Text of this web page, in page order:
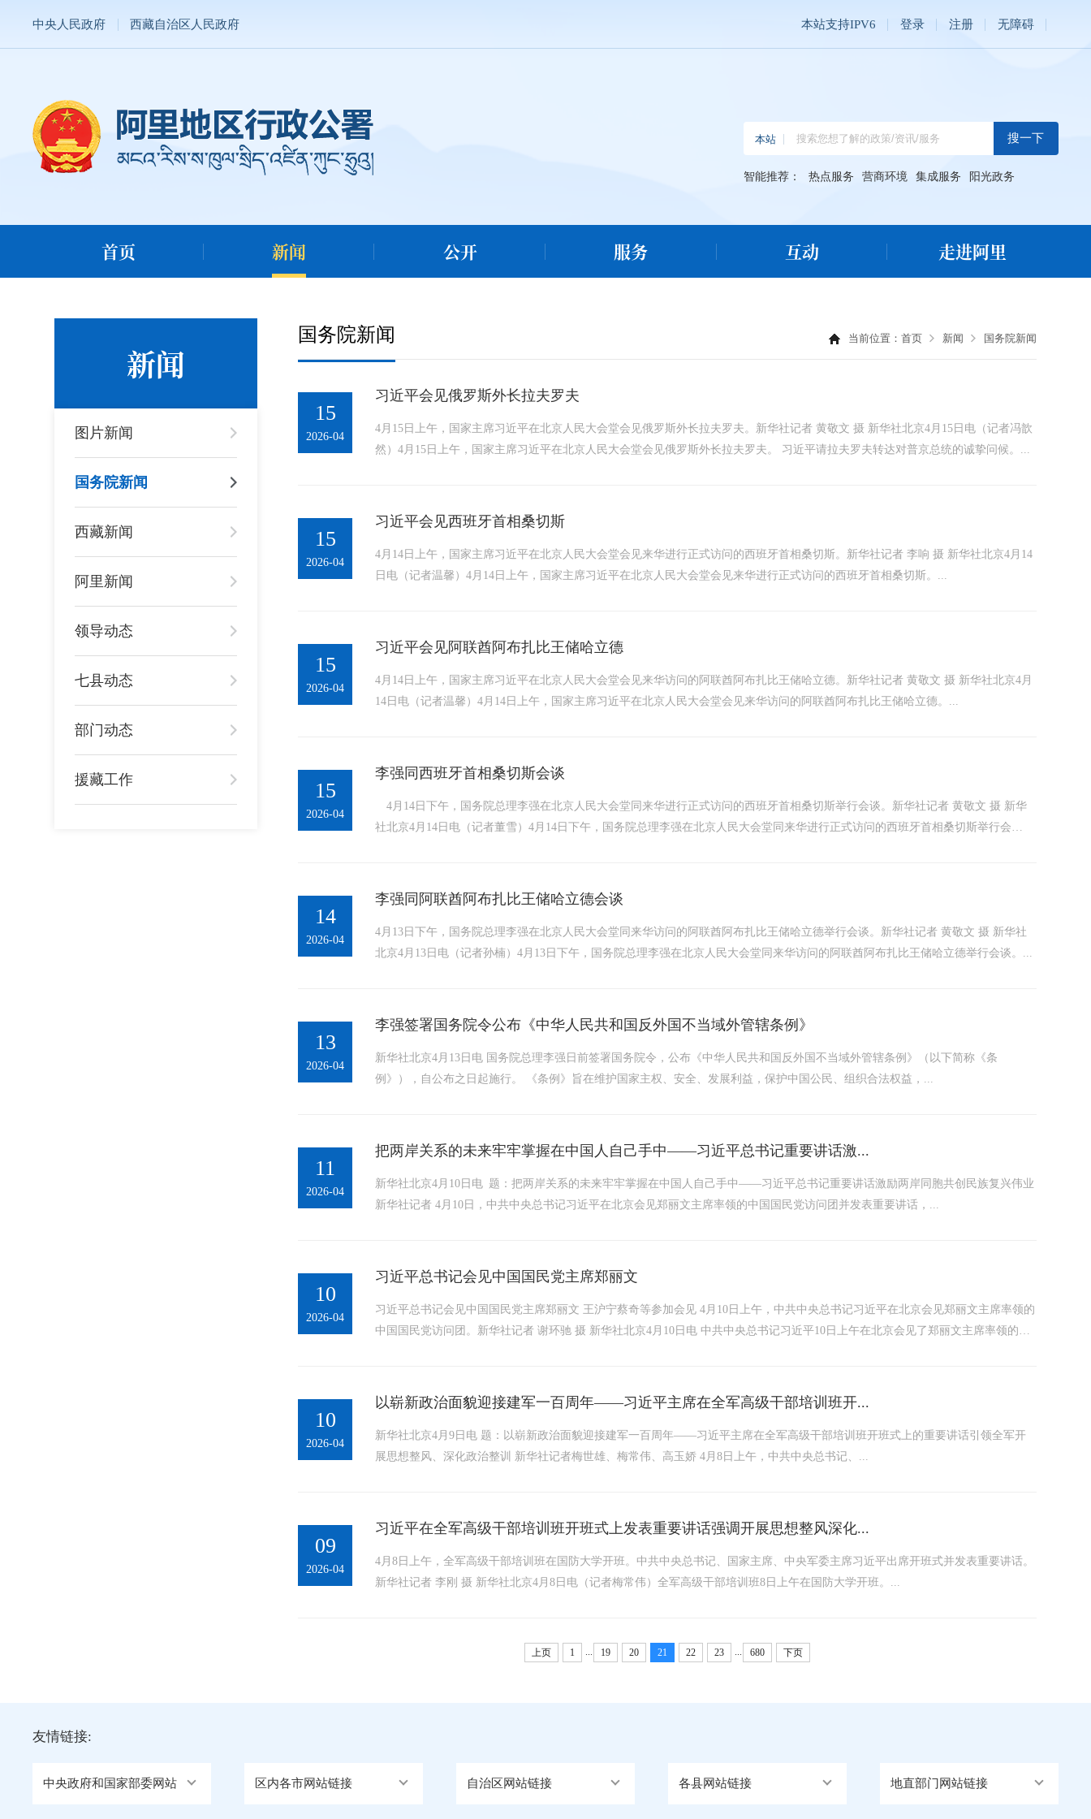
中央人民政府 西藏自治区人民政府 本站支持IPV6 登录 注册 无障碍
智能推荐： 热点服务 营商环境 集成服务 阳光政务
首页 新闻 公开 服务 互动 走进阿里
新闻
图片新闻
国务院新闻
西藏新闻
阿里新闻
领导动态
七县动态
部门动态
援藏工作
国务院新闻 当前位置： 首页 新闻 国务院新闻
15
2026-04
习近平会见俄罗斯外长拉夫罗夫
4月15日上午，国家主席习近平在北京人民大会堂会见俄罗斯外长拉夫罗夫。新华社记者 黄敬文 摄 新华社北京4月15日电（记者冯歆
然）4月15日上午，国家主席习近平在北京人民大会堂会见俄罗斯外长拉夫罗夫。 习近平请拉夫罗夫转达对普京总统的诚挚问候。...
15
2026-04
习近平会见西班牙首相桑切斯
4月14日上午，国家主席习近平在北京人民大会堂会见来华进行正式访问的西班牙首相桑切斯。新华社记者 李响 摄 新华社北京4月14
日电（记者温馨）4月14日上午，国家主席习近平在北京人民大会堂会见来华进行正式访问的西班牙首相桑切斯。...
15
2026-04
习近平会见阿联酋阿布扎比王储哈立德
4月14日上午，国家主席习近平在北京人民大会堂会见来华访问的阿联酋阿布扎比王储哈立德。新华社记者 黄敬文 摄 新华社北京4月
14日电（记者温馨）4月14日上午，国家主席习近平在北京人民大会堂会见来华访问的阿联酋阿布扎比王储哈立德。...
15
2026-04
李强同西班牙首相桑切斯会谈
4月14日下午，国务院总理李强在北京人民大会堂同来华进行正式访问的西班牙首相桑切斯举行会谈。新华社记者 黄敬文 摄 新华
社北京4月14日电（记者董雪）4月14日下午，国务院总理李强在北京人民大会堂同来华进行正式访问的西班牙首相桑切斯举行会
14
2026-04
李强同阿联酋阿布扎比王储哈立德会谈
4月13日下午，国务院总理李强在北京人民大会堂同来华访问的阿联酋阿布扎比王储哈立德举行会谈。新华社记者 黄敬文 摄 新华社
北京4月13日电（记者孙楠）4月13日下午，国务院总理李强在北京人民大会堂同来华访问的阿联酋阿布扎比王储哈立德举行会谈。...
13
2026-04
李强签署国务院令公布《中华人民共和国反外国不当域外管辖条例》
新华社北京4月13日电 国务院总理李强日前签署国务院令，公布《中华人民共和国反外国不当域外管辖条例》（以下简称《条
例》），自公布之日起施行。 《条例》旨在维护国家主权、安全、发展利益，保护中国公民、组织合法权益，...
11
2026-04
把两岸关系的未来牢牢掌握在中国人自己手中——习近平总书记重要讲话激...
新华社北京4月10日电 题：把两岸关系的未来牢牢掌握在中国人自己手中——习近平总书记重要讲话激励两岸同胞共创民族复兴伟业
新华社记者 4月10日，中共中央总书记习近平在北京会见郑丽文主席率领的中国国民党访问团并发表重要讲话，...
10
2026-04
习近平总书记会见中国国民党主席郑丽文
习近平总书记会见中国国民党主席郑丽文 王沪宁蔡奇等参加会见 4月10日上午，中共中央总书记习近平在北京会见郑丽文主席率领的
中国国民党访问团。新华社记者 谢环驰 摄 新华社北京4月10日电 中共中央总书记习近平10日上午在北京会见了郑丽文主席率领的中
10
2026-04
以崭新政治面貌迎接建军一百周年——习近平主席在全军高级干部培训班开...
新华社北京4月9日电 题：以崭新政治面貌迎接建军一百周年——习近平主席在全军高级干部培训班开班式上的重要讲话引领全军开
展思想整风、深化政治整训 新华社记者梅世雄、梅常伟、高玉娇 4月8日上午，中共中央总书记、...
09
2026-04
习近平在全军高级干部培训班开班式上发表重要讲话强调开展思想整风深化...
4月8日上午，全军高级干部培训班在国防大学开班。中共中央总书记、国家主席、中央军委主席习近平出席开班式并发表重要讲话。
新华社记者 李刚 摄 新华社北京4月8日电（记者梅常伟）全军高级干部培训班8日上午在国防大学开班。...
上页 1 19 20 21 22 23 680 下页
友情链接:
中央政府和国家部委网站 区内各市网站链接 自治区网站链接 各县网站链接 地直部门网站链接